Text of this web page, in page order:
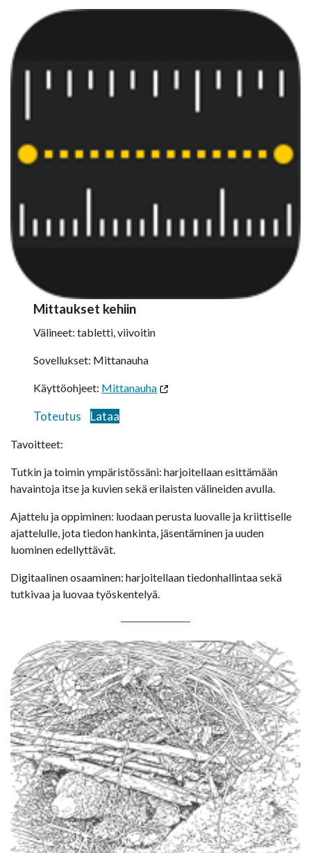
Mittaukset kehiin
Välineet: tabletti, viivoitin
Sovellukset: Mittanauha
Käyttöohjeet: Mittanauha
Toteutus Lataa
Tavoitteet:
Tutkin ja toimin ympäristössäni: harjoitellaan esittämään
havaintoja itse ja kuvien sekä erilaisten välineiden avulla.
Ajattelu ja oppiminen: luodaan perusta luovalle ja kriittiselle
ajattelulle, jota tiedon hankinta, jäsentäminen ja uuden
luominen edellyttävät.
Digitaalinen osaaminen: harjoitellaan tiedonhallintaa sekä
tutkivaa ja luovaa työskentelyä.